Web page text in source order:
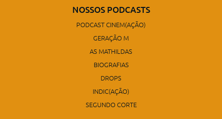
NOSSOS PODCASTS
PODCAST CINEM(AÇÃO)
GERAÇÃO M
AS MATHILDAS
BIOGRAFIAS
DROPS
INDIC(AÇÃO)
SEGUNDO CORTE